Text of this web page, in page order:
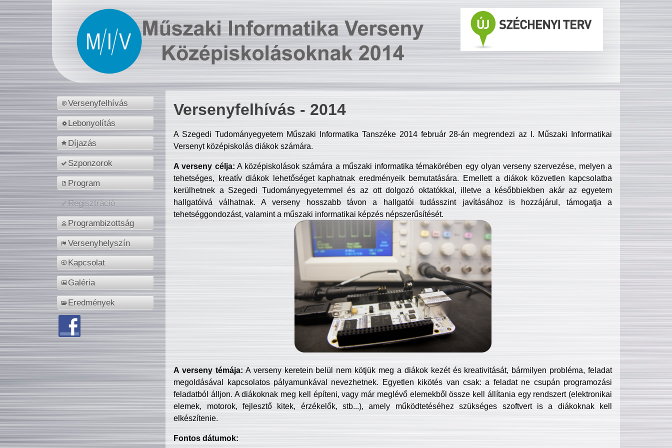
Versenyfelhívás
Lebonyolítás
Díjazás
Szponzorok
Program
Regisztráció
Programbizottság
Versenyhelyszín
Kapcsolat
Galéria
Eredmények
Versenyfelhívás - 2014
A Szegedi Tudományegyetem Műszaki Informatika Tanszéke 2014 február 28-án megrendezi az I. Műszaki Informatikai
Versenyt középiskolás diákok számára.
A verseny célja: A középiskolások számára a műszaki informatika témakörében egy olyan verseny szervezése, melyen a
tehetséges, kreatív diákok lehetőséget kaphatnak eredményeik bemutatására. Emellett a diákok közvetlen kapcsolatba
kerülhetnek a Szegedi Tudományegyetemmel és az ott dolgozó oktatókkal, illetve a későbbiekben akár az egyetem
hallgatóivá válhatnak. A verseny hosszabb távon a hallgatói tudásszint javításához is hozzájárul, támogatja a
tehetséggondozást, valamint a műszaki informatikai képzés népszerűsítését.
A verseny témája: A verseny keretein belül nem kötjük meg a diákok kezét és kreativitását, bármilyen probléma, feladat
megoldásával kapcsolatos pályamunkával nevezhetnek. Egyetlen kikötés van csak: a feladat ne csupán programozási
feladatból álljon. A diákoknak meg kell építeni, vagy már meglévő elemekből össze kell állítania egy rendszert (elektronikai
elemek, motorok, fejlesztő kitek, érzékelők, stb...), amely működtetéséhez szükséges szoftvert is a diákoknak kell
elkészítenie.
Fontos dátumok: